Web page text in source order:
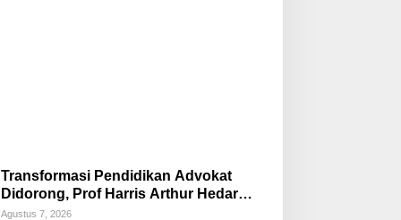
Transformasi Pendidikan Advokat
Didorong, Prof Harris Arthur Hedar
Perkuat Kolaborasi Kampus
Agustus 7, 2026